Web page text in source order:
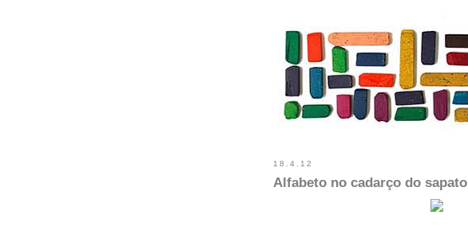
18.4.12
Alfabeto no cadarço do sapato